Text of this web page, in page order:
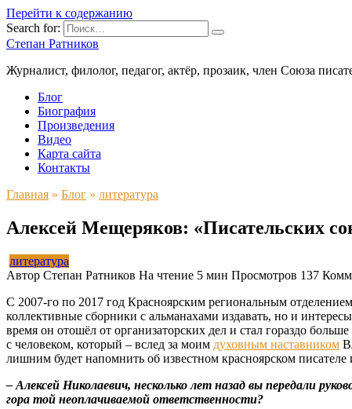
Перейти к содержанию
Search for:
Степан Ратников
Журналист, филолог, педагог, актёр, прозаик, член Союза
Блог
Биография
Произведения
Видео
Карта сайта
Контакты
Главная » Блог » литература
Алексей Мещеряков: «Писательских
литература
Автор Степан Ратников На чтение 5 мин Просмотров 137
С 2007-го по 2017 год Красноярским региональным
коллективные сборники с альманахами издавать, но и
время он отошёл от организаторских дел и стал гораздо
с человеком, который – вслед за моим духовным наставником
лишним будет напомнить об известном красноярском
– Алексей Николаевич, несколько лет назад вы передали
гора той неоплачиваемой ответственности?